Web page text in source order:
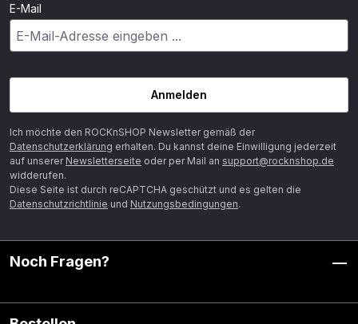
E-Mail
Anmelden
Ich möchte den ROCKnSHOP Newsletter gemäß der
Datenschutzerklärung erhalten. Du kannst deine Einwilligung jederzeit
auf unserer Newsletterseite oder per Mail an support@rocknshop.de
widderufen.
Diese Seite ist durch reCAPTCHA geschützt und es gelten die
Datenschutzrichtlinie und Nutzungsbedingungen.
Noch Fragen?